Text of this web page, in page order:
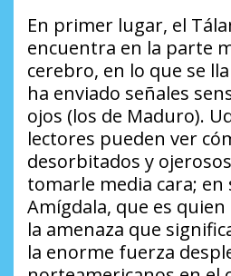
En primer lugar, el
encuentra en la parte
cerebro, en lo que se
ha enviado señales
ojos (los de Maduro).
lectores pueden ver
desorbitados y
tomarle media cara;
Amígdala, que es
la amenaza que
la enorme fuerza